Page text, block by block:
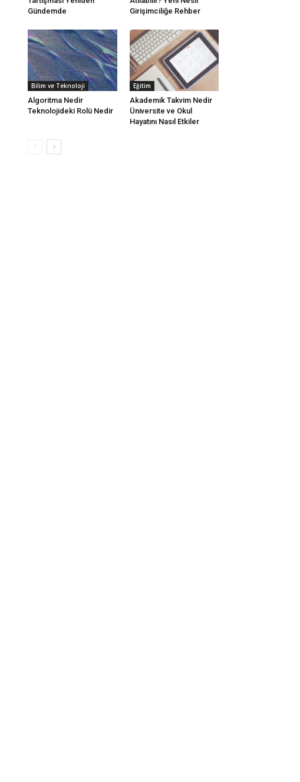
Gündemde
Girişimciliğe Rehber
Bilim ve Teknoloji
Algoritma Nedir
Teknolojideki Rolü Nedir
Eğitim
Akademik Takvim Nedir
Üniversite ve Okul
Hayatını Nasıl Etkiler